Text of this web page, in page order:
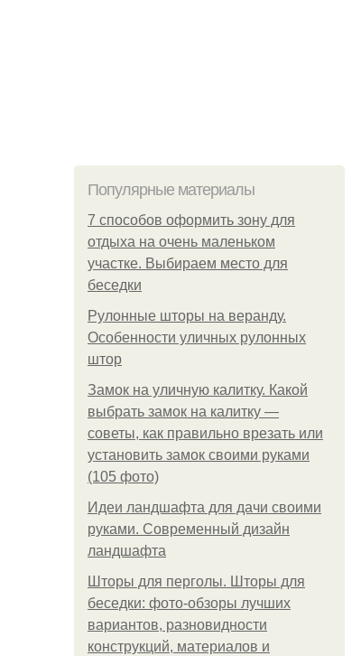
Популярные материалы
7 способов оформить зону для
отдыха на очень маленьком
участке. Выбираем место для
беседки
Рулонные шторы на веранду.
Особенности уличных рулонных
штор
Замок на уличную калитку. Какой
выбрать замок на калитку —
советы, как правильно врезать или
установить замок своими руками
(105 фото)
Идеи ландшафта для дачи своими
руками. Современный дизайн
ландшафта
Шторы для перголы. Шторы для
беседки: фото-обзоры лучших
вариантов, разновидности
конструкций, материалов и